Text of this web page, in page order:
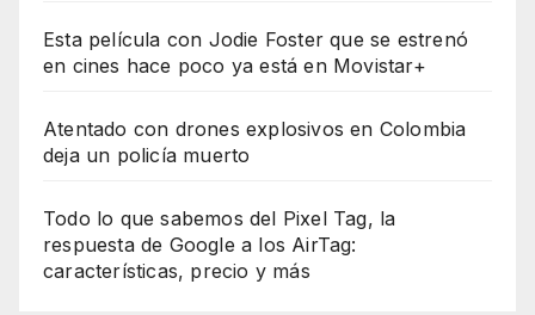
Esta película con Jodie Foster que se estrenó
en cines hace poco ya está en Movistar+
Atentado con drones explosivos en Colombia
deja un policía muerto
Todo lo que sabemos del Pixel Tag, la
respuesta de Google a los AirTag:
características, precio y más